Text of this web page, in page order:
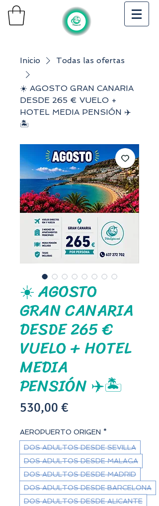
Inicio Todas las ofertas
☀️ AGOSTO GRAN CANARIA
DESDE 265 € VUELO +
HOTEL MEDIA PENSIÓN ✈️
🏝️
☀️ AGOSTO
GRAN CANARIA
DESDE 265 €
VUELO + HOTEL
MEDIA
PENSIÓN ✈️🏝️
530,00 €
AEROPUERTO ORIGEN *
DOS ADULTOS DESDE SEVILLA
DOS ADULTOS DESDE MALAGA
DOS ADULTOS DESDE MADRID
DOS ADULTOS DESDE BARCELONA
DOS ADULTOS DESDE ALICANTE